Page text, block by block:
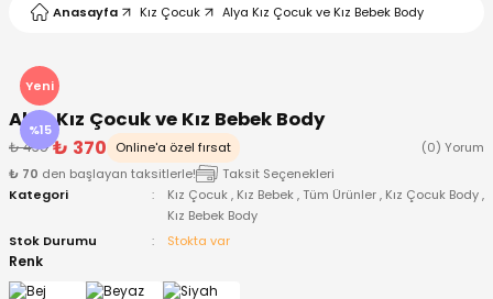
Anasayfa Kız Çocuk Alya Kız Çocuk ve Kız Bebek Body
Yeni
%15
Alya Kız Çocuk ve Kız Bebek Body
₺ 435 ₺ 370 Online'a özel fırsat
(0) Yorum
₺ 70 den başlayan taksitlerle!
Taksit Seçenekleri
Kategori
Kız Çocuk , Kız Bebek ,Tüm Ürünler , Kız Çocuk Body ,
Kız Bebek Body
Stok Durumu
Stokta var
Renk
Giyim
Bere ve Eldiven
Body
Body
ve Patik
Çıkışı ve Zıbın Seti